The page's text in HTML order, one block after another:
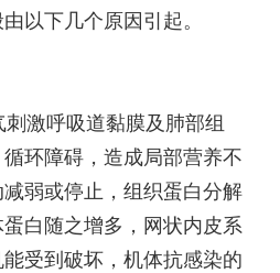
以下几个原因引起。
激呼吸道黏膜及肺部组
环障碍，造成局部营养不
弱或停止，组织蛋白分解
白随之增多，网状内皮系
受到破坏，机体抗感染的